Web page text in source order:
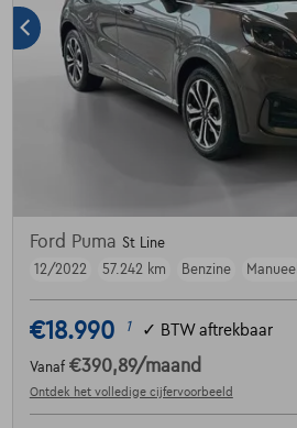
Ford Puma St Line
12/2022
57.242 km Benzine Manueel
€18.990 1 ✓ BTW aftrekbaar
Vanaf €390,89/maand
Ontdek het volledige cijfervoorbeeld